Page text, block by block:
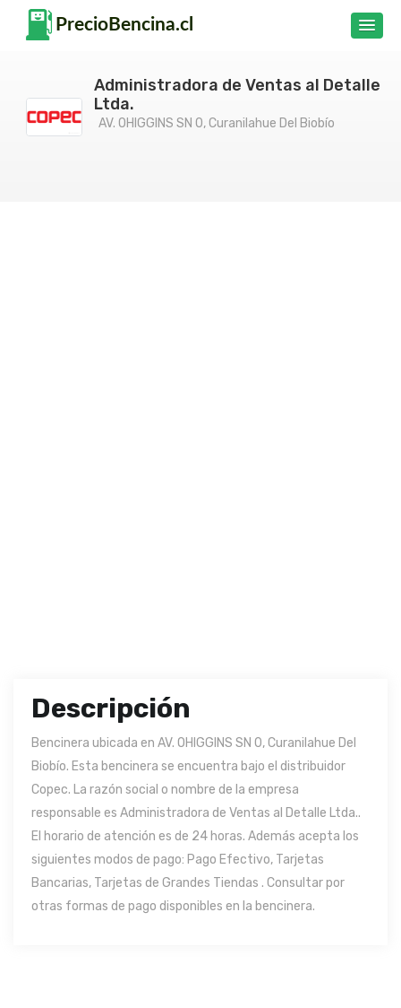
Administradora de Ventas al Detalle
Ltda.
AV. OHIGGINS SN 0, Curanilahue Del Biobío
Descripción
Bencinera ubicada en AV. OHIGGINS SN 0, Curanilahue Del
Biobío. Esta bencinera se encuentra bajo el distribuidor
Copec. La razón social o nombre de la empresa
responsable es Administradora de Ventas al Detalle Ltda..
El horario de atención es de 24 horas. Además acepta los
siguientes modos de pago: Pago Efectivo, Tarjetas
Bancarias, Tarjetas de Grandes Tiendas . Consultar por
otras formas de pago disponibles en la bencinera.